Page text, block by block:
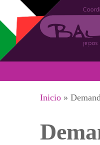
Pasar al contenido principal
Se
Inicio »